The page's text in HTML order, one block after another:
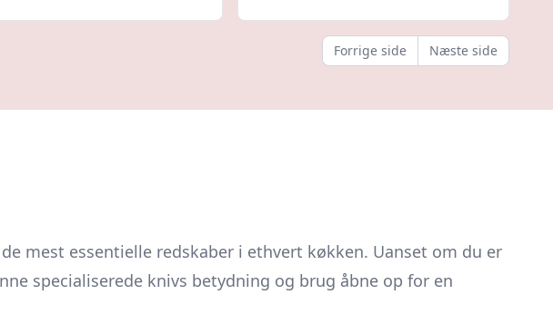
Forrige side Næste side
mest essentielle redskaber i ethvert køkken. Uanset om du er
specialiserede knivs betydning og brug åbne op for en